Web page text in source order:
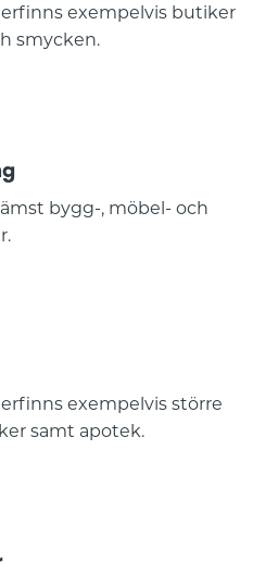
exempelvis butiker
smycken.
bygg-, möbel- och
exempelvis större
samt apotek.